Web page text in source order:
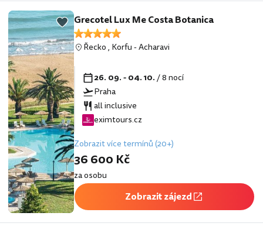
Grecotel Lux Me Costa Botanica
Řecko, Korfu-Acharavi
26. 09. - 04. 10./ 8 nocí
Praha
all inclusive
eximtours.cz
Zobrazit více termínů (20+)
36 600 Kč
za osobu
Zobrazit zájezd